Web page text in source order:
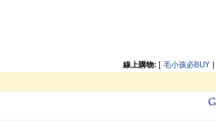
線上購物: [ 毛小孩必BUY|